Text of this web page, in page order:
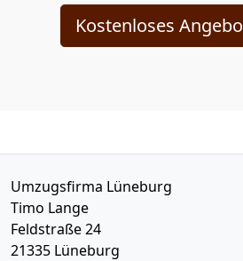
Kostenloses
Umzugsfirma Lüneburg
Timo Lange
Feldstraße 24
21335 Lüneburg